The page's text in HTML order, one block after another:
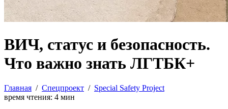
ВИЧ, статус и безопасность.
Что важно знать ЛГТБК+
Главная / Спецпроект / Special Safety Project
время чтения: 4 мин